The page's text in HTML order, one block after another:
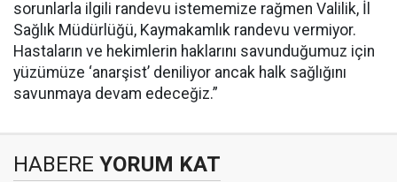
sorunlarla ilgili randevu istememize rağmen Valilik, İl
Sağlık Müdürlüğü, Kaymakamlık randevu vermiyor.
Hastaların ve hekimlerin haklarını savunduğumuz için
yüzümüze ‘anarşist’ deniliyor ancak halk sağlığını
savunmaya devam edeceğiz.”
HABERE YORUM KAT